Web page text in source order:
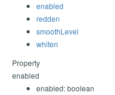
enabled
redden
smoothLevel
whiten
Property
enabled
enabled: boolean